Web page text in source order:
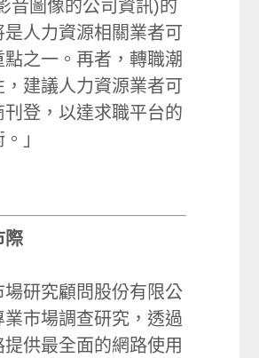
音圖像的公司資訊)的
是人力資源相關業者可
點之一。再者，轉職潮
，建議人力資源業者可
刊登，以達求職平台的
」
際
場研究顧問股份有限公
業市場調查研究，透過
提供最全面的網路使用